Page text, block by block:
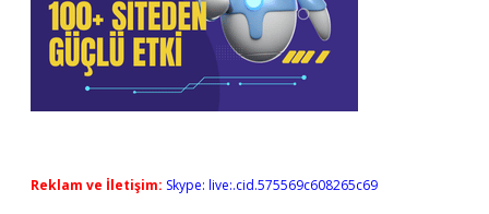
Reklam ve İletişim: Skype: live:.cid.575569c608265c69